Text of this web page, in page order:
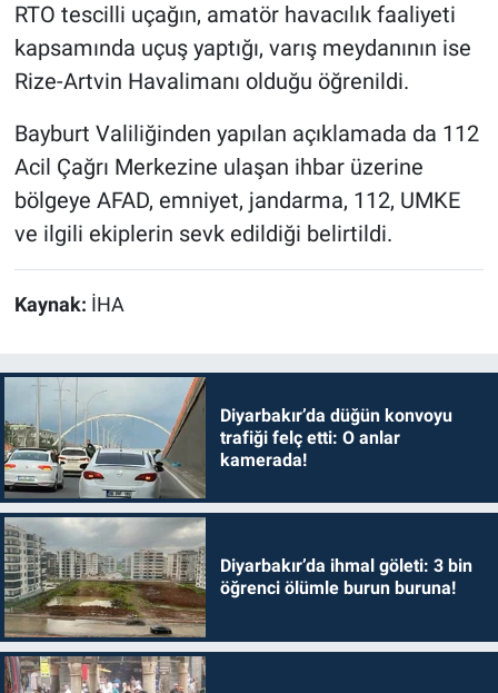
RTO tescilli uçağın, amatör havacılık faaliyeti
kapsamında uçuş yaptığı, varış meydanının ise
Rize-Artvin Havalimanı olduğu öğrenildi.
Bayburt Valiliğinden yapılan açıklamada da 112
Acil Çağrı Merkezine ulaşan ihbar üzerine
bölgeye AFAD, emniyet, jandarma, 112, UMKE
ve ilgili ekiplerin sevk edildiği belirtildi.
Kaynak: İHA
Diyarbakır’da düğün konvoyu
trafiği felç etti: O anlar
kamerada!
Diyarbakır’da ihmal göleti: 3 bin
öğrenci ölümle burun buruna!